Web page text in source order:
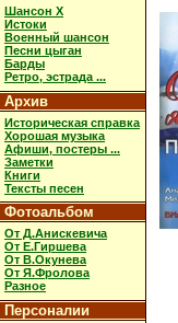
Шансон X
Истоки
Военный шансон
Песни цыган
Барды
Ретро, эстрада ...
Архив
Историческая справка
Хорошая музыка
Афиши, постеры ...
Заметки
Книги
Тексты песен
Фотоальбом
От Д.Анискевича
От Е.Гиршева
От В.Окунева
От Я.Фролова
Разное
Персоналии